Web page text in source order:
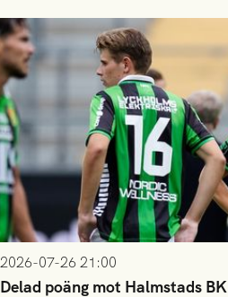
2026-07-26 21:00
Delad poäng mot Halmstads BK